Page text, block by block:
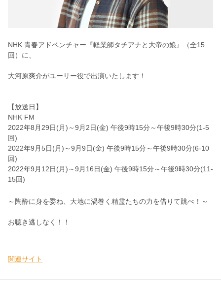
NHK 青春アドベンチャー『軽業師タチアナと大帝の娘』（全15
回）に、
大河原爽介がユーリー役で出演いたします！
【放送日】
NHK FM
2022年8月29日(月)～9月2日(金) 午後9時15分～午後9時30分(1-5
回)
2022年9月5日(月)～9月9日(金) 午後9時15分～午後9時30分(6-10
回)
2022年9月12日(月)～9月16日(金) 午後9時15分～午後9時30分(11-
15回)
～陶酔に身を委ね、大地に渦巻く精霊たちの力を借りて跳べ！～
お聴き逃しなく！！
関連サイト